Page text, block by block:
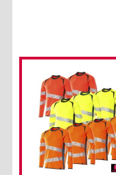
Weil Schutz und
Mascot®
geprüfte Sicherheit–
Aufsetzen.
Einweg Maske Typ
Mascot Maske
Pack, Atemschutz